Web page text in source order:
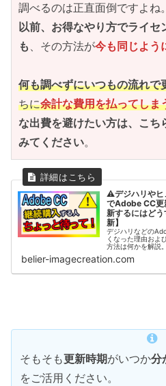
調べるのは正直面倒ですよね。
以前、お得なやり方でライセ
も 、その方法が今も同じよう
何も調べずにいつもの流れで
ちに余計な費用を払ってしま
な出費を避けたい方は、こち
みてください。
⚠デジハリやヒ
でAdobe CC更
新するにはど
新】
デジハリなどの
くなった理由およ
方法は何かを解説。
belier-imagecreation.com
そもそも更新時期がいつか分
をご活用ください。